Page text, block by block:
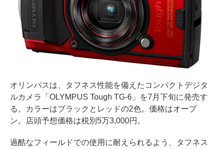
オリンパスは、タフネス性能を備えたコンパクトデジタ
ルカメラ「OLYMPUS Tough TG-6」を7月下旬に発売す
る。カラーはブラックとレッドの2色。価格はオープ
ン。店頭予想価格は税別5万3,000円。
過酷なフィールドでの使用に耐えられるよう、タフネス